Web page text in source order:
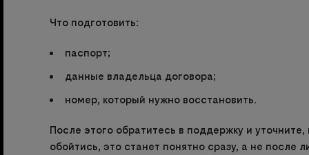
Что подготовить:
паспорт;
данные владельца договора;
номер, который нужно восстановить.
После этого обратитесь в поддержку и
обойтись, это станет понятно сразу, а не после